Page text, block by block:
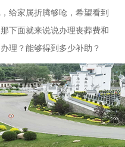
给家属折腾够呛，希望看到
下面就来说说办理丧葬费和
理？能够得到多少补助？